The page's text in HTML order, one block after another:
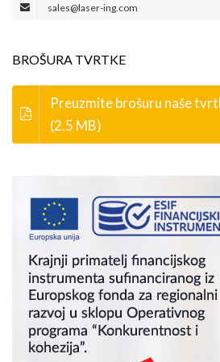
sales@laser-ing.com
BROŠURA TVRTKE
Preuzmite brošuru naše
(2.5 MB)